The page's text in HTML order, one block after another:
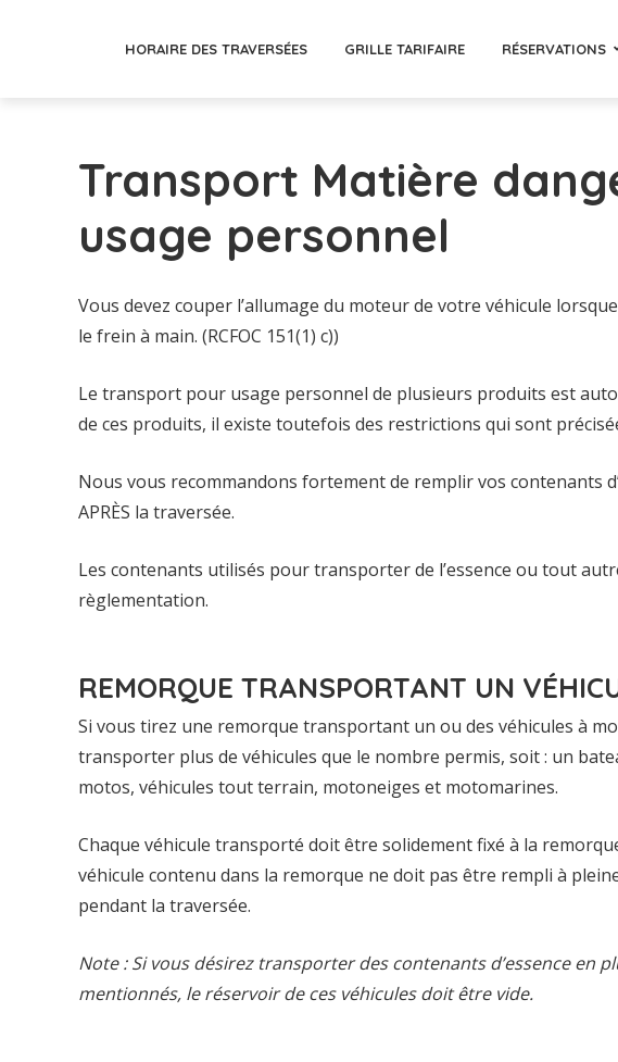
HORAIRE DES TRAVERSÉES GRILLE TARIFAIRE RÉSERVATIONS
Transport Matière
usage personnel
Vous devez couper l’allumage du moteur de votre véhicule
le frein à main. (RCFOC 151(1) c))
Le transport pour usage personnel de plusieurs produits est
de ces produits, il existe toutefois des restrictions qui sont
Nous vous recommandons fortement de remplir vos contenants
APRÈS la traversée.
Les contenants utilisés pour transporter de l’essence ou tout
règlementation.
REMORQUE TRANSPORTANT UN
Si vous tirez une remorque transportant un ou des véhicules à
transporter plus de véhicules que le nombre permis, soit : un
motos, véhicules tout terrain, motoneiges et motomarines.
Chaque véhicule transporté doit être solidement fixé à la
véhicule contenu dans la remorque ne doit pas être rempli à
pendant la traversée.
Note : Si vous désirez transporter des contenants d’essence en
mentionnés, le réservoir de ces véhicules doit être vide.